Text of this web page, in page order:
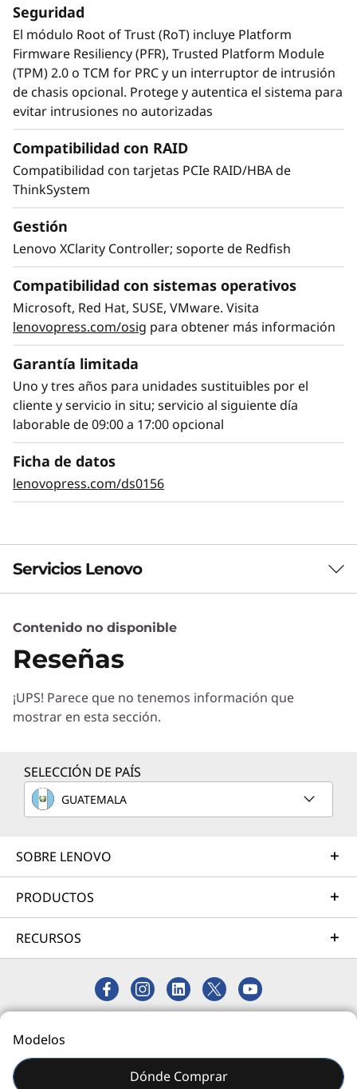
*Comparado con ThinkSystem SR860 V2
RAS extremo, seguridad superior
El SR860 V3 está en lo más alto de la lista RAS
(fiabilidad, disponibilidad y capacidad de
servicio). Funciones como el análisis predictivo
de fallos, la detección de errores, la
autorreparación y los diagnósticos Light Path
facilitan la identificación de fallos. XClarity
proporciona una gestión sencilla y
aprovisionamiento en un 95 % en comparación
con las operaciones manuales. ThinkShield
Seguridad
El módulo Root of Trust (RoT) incluye Platform
Firmware Resiliency (PFR), Trusted Platform Module
(TPM) 2.0 o TCM for PRC y un interruptor de intrusión
de chasis opcional. Protege y autentica el sistema para
evitar intrusiones no autorizadas
Compatibilidad con RAID
Compatibilidad con tarjetas PCIe RAID/HBA de
ThinkSystem
Gestión
Lenovo XClarity Controller; soporte de Redfish
Compatibilidad con sistemas operativos
Microsoft, Red Hat, SUSE, VMware. Visita
lenovopress.com/osig para obtener más información
Garantía limitada
Uno y tres años para unidades sustituibles por el
cliente y servicio in situ; servicio al siguiente día
laborable de 09:00 a 17:00 opcional
Ficha de datos
lenovopress.com/ds0156
Servicios Lenovo
Servicios de Soluciones
Diseñe la mejor estrategia para su empresa.
correcta para sus exclusivas necesidades
empresariales.
Servicios de Implementación
ayudaremos a simplificar la implementación de nuevas
Más información
Servicios de Asistencia
Proteja su inversión en TI. Nuestros expertos están
día: 24/7/365.
Más información
Contenido no disponible
Reseñas
¡UPS! Parece que no tenemos información que
mostrar en esta sección.
SELECCIÓN DE PAÍS
GUATEMALA
SOBRE LENOVO
PRODUCTOS
RECURSOS
Modelos
Dónde Comprar